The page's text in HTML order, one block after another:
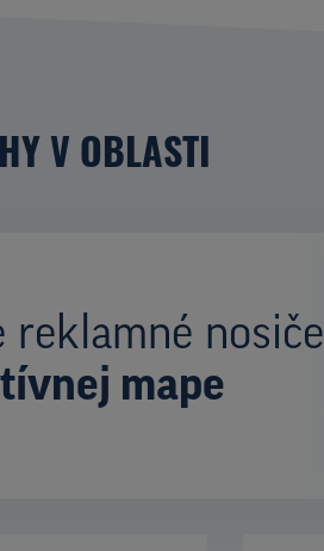
V OBLASTI
reklamné nosiče
mape